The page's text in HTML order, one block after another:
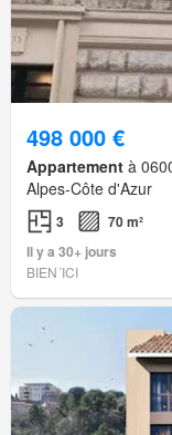
498 000 €
Appartement à
Alpes-Côte d'Azur
3
70 m²
Il y a 30+ jours
BIEN´ICI